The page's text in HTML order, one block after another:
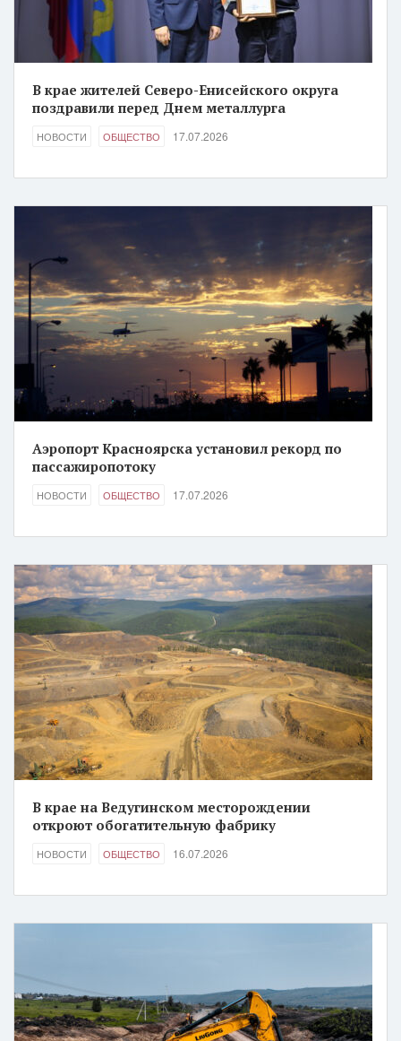
В крае жителей Северо-Енисейского округа
поздравили перед Днем металлурга
НОВОСТИ ОБЩЕСТВО 17.07.2026
Аэропорт Красноярска установил рекорд по
пассажиропотоку
НОВОСТИ ОБЩЕСТВО 17.07.2026
В крае на Ведугинском месторождении
откроют обогатительную фабрику
НОВОСТИ ОБЩЕСТВО 16.07.2026